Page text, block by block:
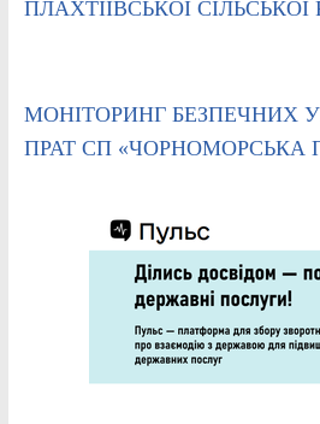
ПЛАХТІЇВСЬКОЇ СІЛЬСЬКОЇ
МОНІТОРИНГ БЕЗПЕЧНИХ
ПРАТ СП «ЧОРНОМОРСЬКА